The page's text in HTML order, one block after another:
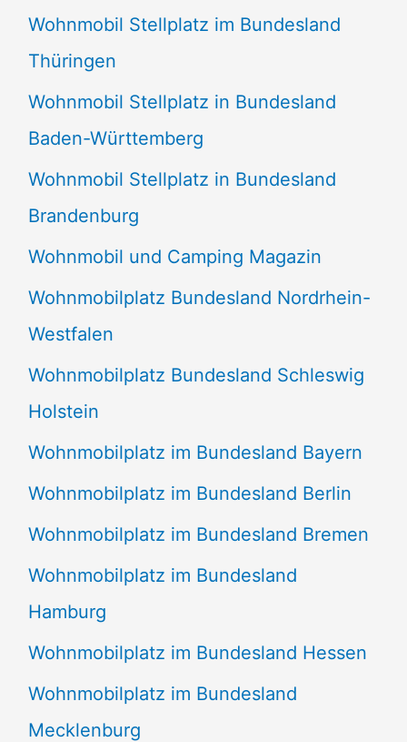
Wohnmobil Stellplatz im Bundesland
Thüringen
Wohnmobil Stellplatz in Bundesland
Baden-Württemberg
Wohnmobil Stellplatz in Bundesland
Brandenburg
Wohnmobil und Camping Magazin
Wohnmobilplatz Bundesland Nordrhein-
Westfalen
Wohnmobilplatz Bundesland Schleswig
Holstein
Wohnmobilplatz im Bundesland Bayern
Wohnmobilplatz im Bundesland Berlin
Wohnmobilplatz im Bundesland Bremen
Wohnmobilplatz im Bundesland
Hamburg
Wohnmobilplatz im Bundesland Hessen
Wohnmobilplatz im Bundesland
Mecklenburg